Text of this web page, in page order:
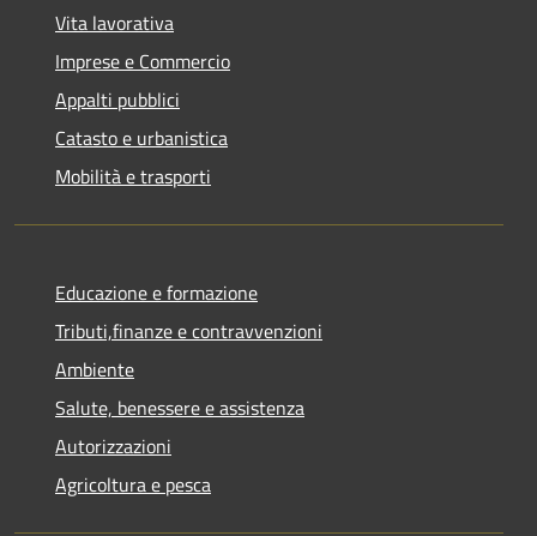
Vita lavorativa
Imprese e Commercio
Appalti pubblici
Catasto e urbanistica
Mobilità e trasporti
Educazione e formazione
Tributi,finanze e contravvenzioni
Ambiente
Salute, benessere e assistenza
Autorizzazioni
Agricoltura e pesca